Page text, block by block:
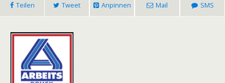
Teilen Tweet Anpinnen Mail SMS